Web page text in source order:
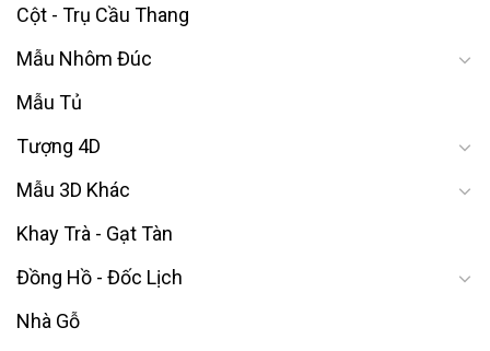
Cột - Trụ Cầu Thang
Mẫu Nhôm Đúc
Mẫu Tủ
Tượng 4D
Mẫu 3D Khác
Khay Trà - Gạt Tàn
Đồng Hồ - Đốc Lịch
Nhà Gỗ